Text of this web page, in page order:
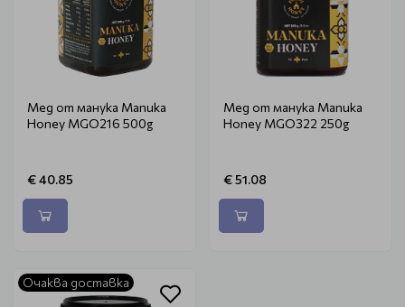
Мед от манука Manuka
Honey MGO216 500g
€ 40.85
Мед от манука Manuka
Honey MGO322 250g
€ 51.08
Очаква доставка